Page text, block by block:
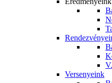
Versenyeink